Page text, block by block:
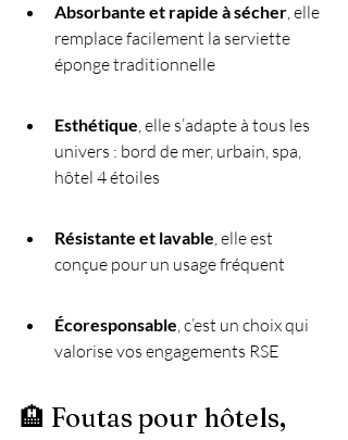
Absorbante et rapide à sécher, elle
remplace facilement la serviette
éponge traditionnelle
Esthétique, elle s’adapte à tous les
univers : bord de mer, urbain, spa,
hôtel 4 étoiles
Résistante et lavable, elle est
conçue pour un usage fréquent
Écoresponsable, c’est un choix qui
valorise vos engagements RSE
🏨 Foutas pour hôtels,